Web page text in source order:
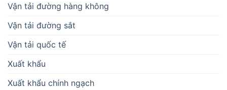
Vận tải đường hàng không
Vận tải đường sắt
Vận tải quốc tế
Xuất khẩu
Xuất khẩu chính ngạch